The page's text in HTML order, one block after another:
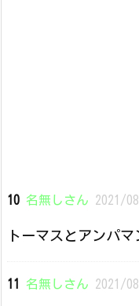
10 名無しさん 2021/
トーマスとアンパマ
11 名無しさん 2021/